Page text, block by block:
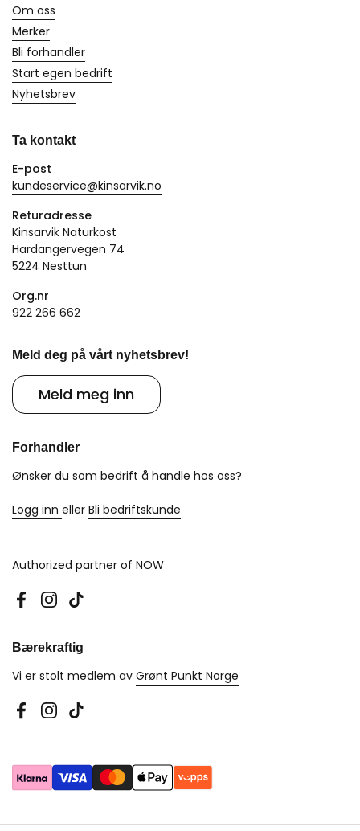
Om oss
Merker
Bli forhandler
Start egen bedrift
Nyhetsbrev
Ta kontakt
E-post
kundeservice@kinsarvik.no
Returadresse
Kinsarvik Naturkost
Hardangervegen 74
5224 Nesttun
Org.nr
922 266 662
Meld deg på vårt nyhetsbrev!
Meld meg inn
Forhandler
Ønsker du som bedrift å handle hos oss?
Logg inn eller Bli bedriftskunde
Authorized partner of NOW
Facebook
Instagram
TikTok
Bærekraftig
Vi er stolt medlem av Grønt Punkt Norge
Facebook
Instagram
TikTok